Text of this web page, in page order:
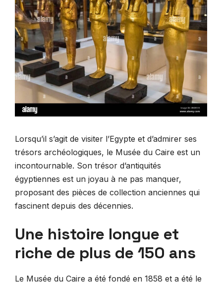
Lorsqu’il s’agit de visiter l’Egypte et d’admirer ses
trésors archéologiques, le Musée du Caire est un
incontournable. Son trésor d’antiquités
égyptiennes est un joyau à ne pas manquer,
proposant des pièces de collection anciennes qui
fascinent depuis des décennies.
Une histoire longue et
riche de plus de 150 ans
Le Musée du Caire a été fondé en 1858 et a été le